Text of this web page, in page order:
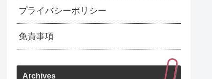
プライバシーポリシー
免責事項
Archives